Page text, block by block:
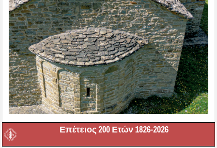
Επέτειος 200 Ετών 1826-2026